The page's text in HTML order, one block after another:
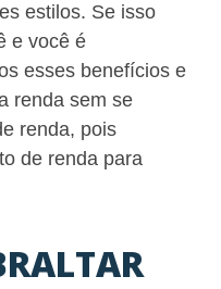
estilos. Se isso
e você é
esses benefícios e
renda sem se
renda, pois
de renda para